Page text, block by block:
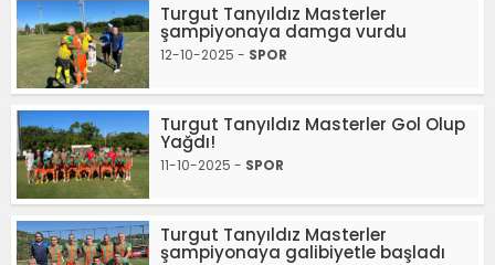
Turgut Tanyıldız Masterler
şampiyonaya damga vurdu
12-10-2025 - SPOR
Turgut Tanyıldız Masterler Gol Olup
Yağdı!
11-10-2025 - SPOR
Turgut Tanyıldız Masterler
şampiyonaya galibiyetle başladı